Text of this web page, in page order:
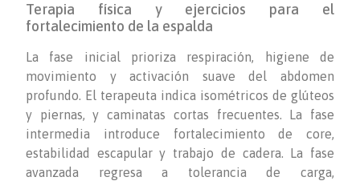
Terapia física y ejercicios para el
fortalecimiento de la espalda
La fase inicial prioriza respiración, higiene de
movimiento y activación suave del abdomen
profundo. El terapeuta indica isométricos de glúteos
y piernas, y caminatas cortas frecuentes. La fase
intermedia introduce fortalecimiento de core,
estabilidad escapular y trabajo de cadera. La fase
avanzada regresa a tolerancia de carga,